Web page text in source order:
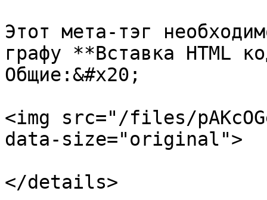
Этот мета-тэг
графу **Вставка HTML
Общие:&#x20;
<img src="/files/
data-size="original">
</details>